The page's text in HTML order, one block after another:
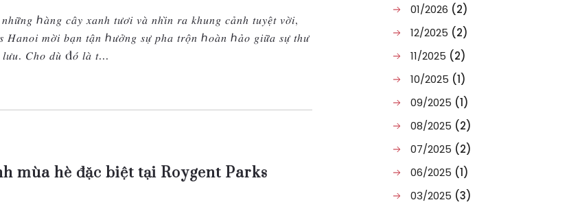
ℎ𝑎̀𝑛𝑔 𝑐𝑎̂𝑦 𝑥𝑎𝑛ℎ 𝑡𝑢̛𝑜̛𝑖 𝑣𝑎̀ 𝑛ℎ𝑖̀𝑛 𝑟𝑎 𝑘ℎ𝑢𝑛𝑔 𝑐𝑎̉𝑛ℎ 𝑡𝑢𝑦𝑒̣̂𝑡 𝑣𝑜̛̀𝑖,
𝐻𝑎𝑛𝑜𝑖 𝑚𝑜̛̀𝑖 𝑏𝑎̣𝑛 𝑡𝑎̣̂𝑛 ℎ𝑢̛𝑜̛̉𝑛𝑔 𝑠𝑢̛̣ 𝑝ℎ𝑎 𝑡𝑟𝑜̣̂𝑛 ℎ𝑜𝑎̀𝑛 ℎ𝑎̉𝑜 𝑔𝑖𝑢̛̃𝑎 𝑠𝑢̛̣ 𝑡ℎ𝑢̛
𝑙𝑢̛𝑢. 𝐶ℎ𝑜 𝑑𝑢̀ đ𝑜́ 𝑙𝑎̀ 𝑡...
mùa hè đặc biệt tại Roygent Parks
01/2026 (2)
12/2025 (2)
11/2025 (2)
10/2025 (1)
09/2025 (1)
08/2025 (2)
07/2025 (2)
06/2025 (1)
03/2025 (3)